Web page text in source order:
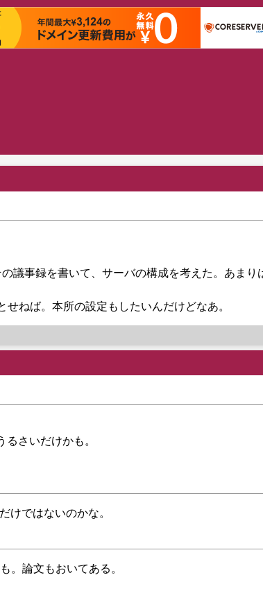
議事録を書いて、サーバの構成を考えた。あまり
ねば。本所の設定もしたいんだけどなあ。
さいだけかも。
けではないのかな。
。論文もおいてある。